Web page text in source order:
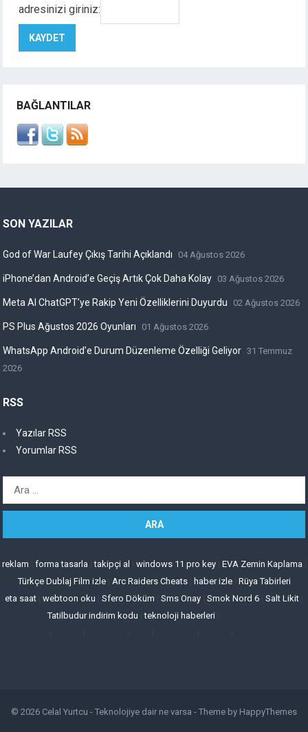
adresinizi giriniz:
BAĞLANTILAR
SON YAZILAR
God of War Laufey Çıkış Tarihi Açıklandı 04 Ağustos 2026
iPhone’dan Android’e Geçiş Artık Çok Daha Kolay 03 Ağustos 2026
Meta AI ChatGPT’ye Rakip Yeni Özelliklerini Duyurdu 02 Ağustos 2026
PS Plus Ağustos 2026 Oyunları 01 Ağustos 2026
WhatsApp Android’e Durum Düzenleme Özelliği Geliyor 31 Temmuz
2026
RSS
Yazılar RSS
Yorumlar RSS
Arama:
reklam forma tasarla |takipçi al windows 11 pro key| EVA Zemin Kaplama
Türkçe Dublaj Film izle| Arc Raiders Cheats| haber izle| Rüya Tabirleri
eta saat webtoon oku Sfero Döküm Sms Onay Smok Nord 6 Salt Likit
Tatilbudur indirim kodu |teknoloji haberleri|
© 2026 Celal Yurtcu - Teknolojiye dair ne varsa - Theme by HappyThemes